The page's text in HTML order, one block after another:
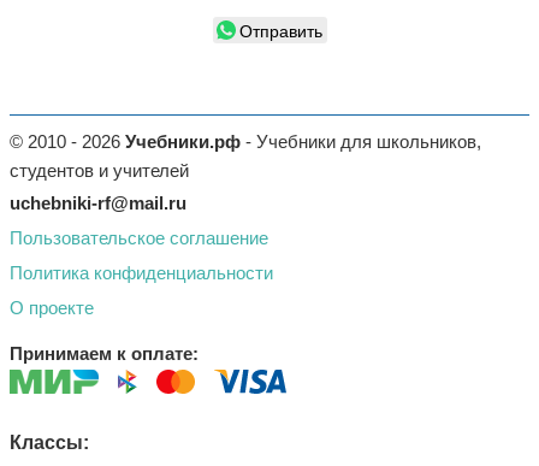
Отправить
© 2010 - 2026 Учебники.рф - Учебники для школьников,
студентов и учителей
uchebniki-rf@mail.ru
Пользовательское соглашение
Политика конфиденциальности
О проекте
Принимаем к оплате:
Классы: